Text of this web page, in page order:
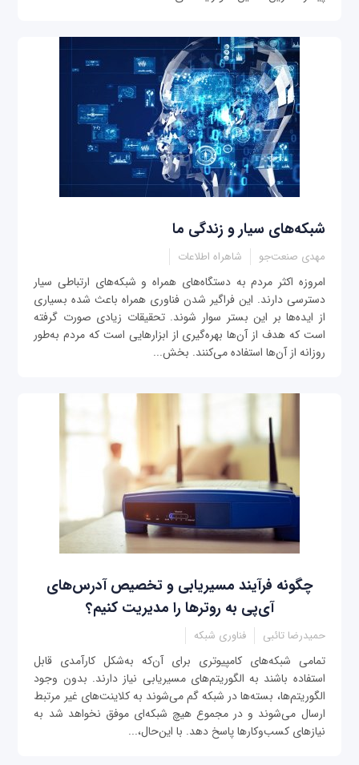
شبکه‌های سیار و زندگی ما
مهدی صنعت‌جو شاهراه اطلاعات
امروزه اکثر مردم به دستگاه‌های همراه و شبکه‌های ارتباطی سیار
دسترسی دارند. این فراگیر شدن فناوری همراه باعث شده بسیاری
از ایده‌ها بر این بستر سوار شوند. تحقیقات زیادی صورت گرفته
است که هدف از آن‌ها بهره‌گیری از ابزارهایی است که مردم به‌طور
روزانه از آن‌ها استفاده می‌کنند. بخش...
چگونه فرآیند مسیریابی و تخصیص آدرس‌های
آی‌پی به روترها را مدیریت کنیم؟
حمیدرضا تائبی فناوری شبکه
تمامی شبکه‌های کامپیوتری برای آن‌که به‌شکل کارآمدی قابل
استفاده باشند به الگوریتم‌های مسیریابی نیاز دارند. بدون وجود
الگوریتم‌ها، بسته‌ها در شبکه گم می‌شوند به کلاینت‌های غیر مرتبط
ارسال می‌شوند و در مجموع هیچ‌ شبکه‌ای موفق نخواهد شد به
نیازهای کسب‌وکارها پاسخ دهد. با این‌حال،...